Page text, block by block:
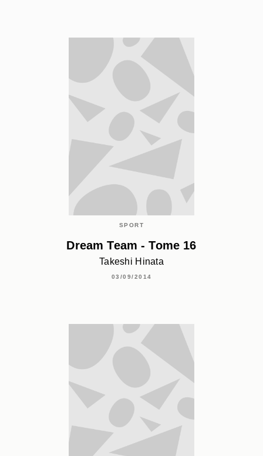
SPORT
Dream Team - Tome 16
Takeshi Hinata
03/09/2014